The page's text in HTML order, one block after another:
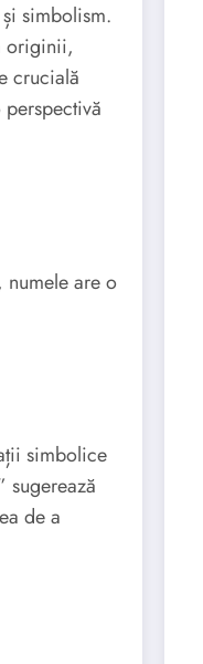
simbolism.
originii,
crucială
simbolice
sugerează
de a